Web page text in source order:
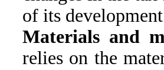
of its
Materials and
relies on the